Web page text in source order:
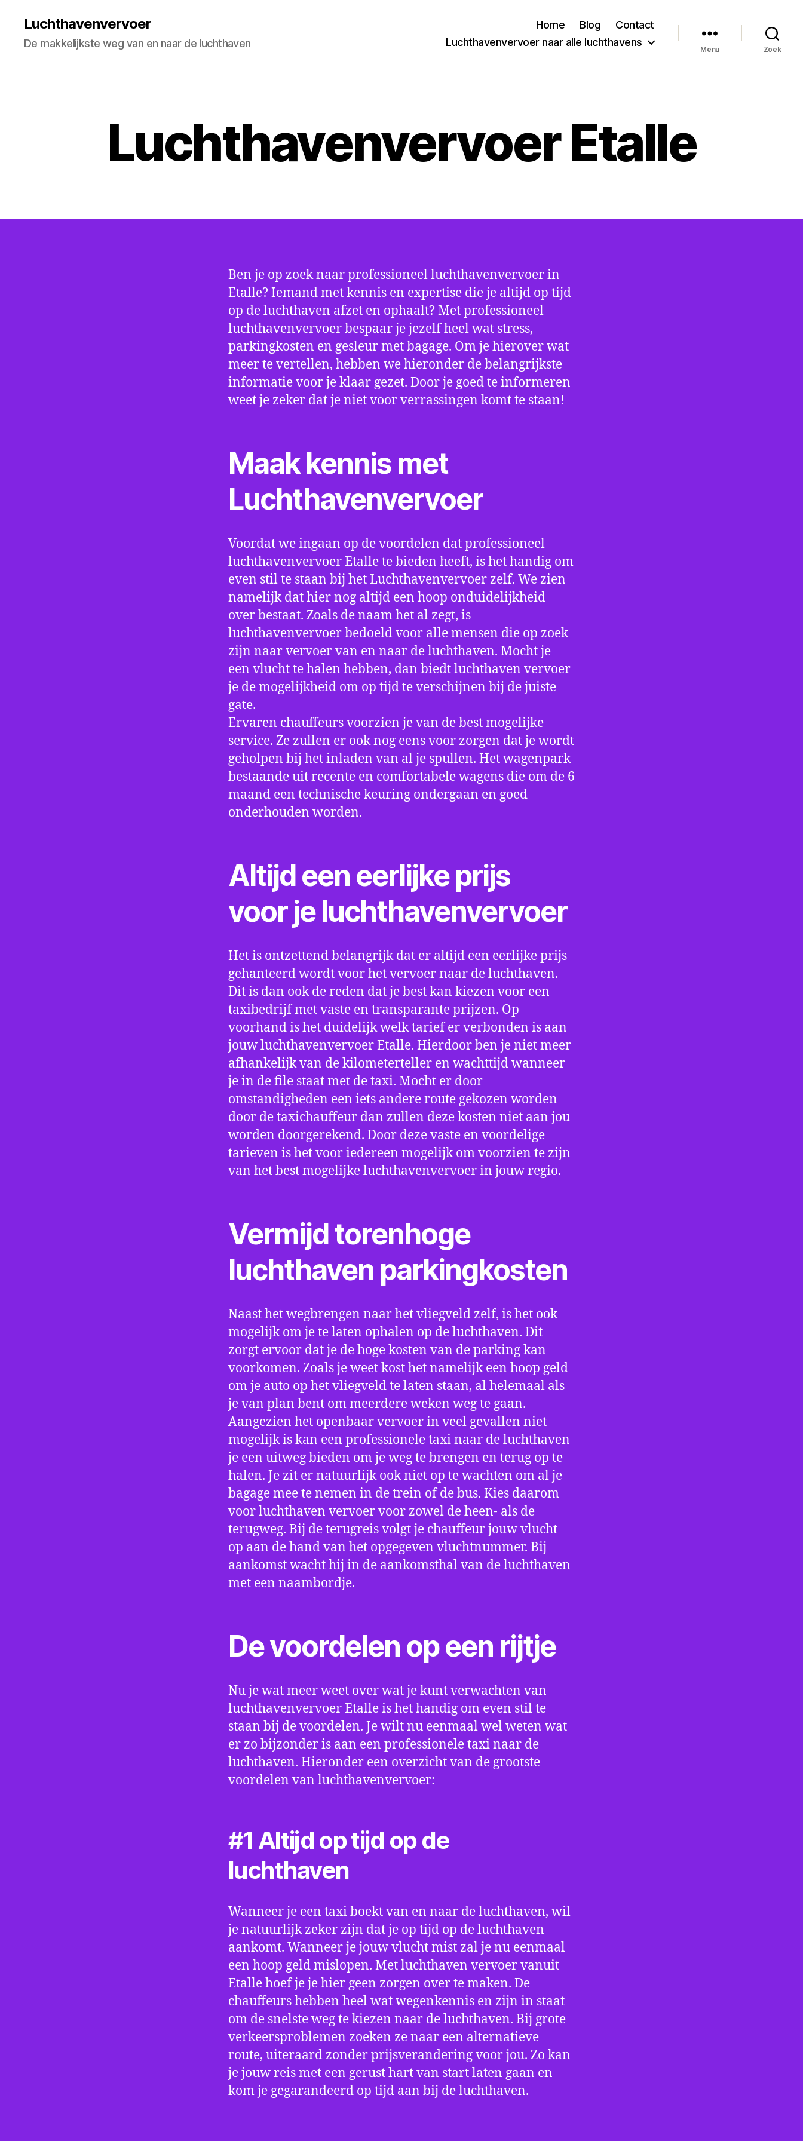
Luchthavenvervoer
De makkelijkste weg van en naar de luchthaven
Home Blog
Contact
Luchthavenvervoer naar alle luchthavens
Menu Zoek
Luchthavenvervoer Etalle
Ben je op zoek naar professioneel luchthavenvervoer in
Etalle? Iemand met kennis en expertise die je altijd op tijd
op de luchthaven afzet en ophaalt? Met professioneel
luchthavenvervoer bespaar je jezelf heel wat stress,
parkingkosten en gesleur met bagage. Om je hierover wat
meer te vertellen, hebben we hieronder de belangrijkste
informatie voor je klaar gezet. Door je goed te informeren
weet je zeker dat je niet voor verrassingen komt te staan!
Maak kennis met
Luchthavenvervoer
Voordat we ingaan op de voordelen dat professioneel
luchthavenvervoer Etalle te bieden heeft, is het handig om
even stil te staan bij het Luchthavenvervoer zelf. We zien
namelijk dat hier nog altijd een hoop onduidelijkheid
over bestaat. Zoals de naam het al zegt, is
luchthavenvervoer bedoeld voor alle mensen die op zoek
zijn naar vervoer van en naar de luchthaven. Mocht je
een vlucht te halen hebben, dan biedt luchthaven vervoer
je de mogelijkheid om op tijd te verschijnen bij de juiste
gate.
Ervaren chauffeurs voorzien je van de best mogelijke
service. Ze zullen er ook nog eens voor zorgen dat je wordt
geholpen bij het inladen van al je spullen. Het wagenpark
bestaande uit recente en comfortabele wagens die om de 6
maand een technische keuring ondergaan en goed
onderhouden worden.
Altijd een eerlijke prijs
voor je luchthavenvervoer
Het is ontzettend belangrijk dat er altijd een eerlijke prijs
gehanteerd wordt voor het vervoer naar de luchthaven.
Dit is dan ook de reden dat je best kan kiezen voor een
taxibedrijf met vaste en transparante prijzen. Op
voorhand is het duidelijk welk tarief er verbonden is aan
jouw luchthavenvervoer Etalle. Hierdoor ben je niet meer
afhankelijk van de kilometerteller en wachttijd wanneer
je in de file staat met de taxi. Mocht er door
omstandigheden een iets andere route gekozen worden
door de taxichauffeur dan zullen deze kosten niet aan jou
worden doorgerekend. Door deze vaste en voordelige
tarieven is het voor iedereen mogelijk om voorzien te zijn
van het best mogelijke luchthavenvervoer in jouw regio.
Vermijd torenhoge
luchthaven parkingkosten
Naast het wegbrengen naar het vliegveld zelf, is het ook
mogelijk om je te laten ophalen op de luchthaven. Dit
zorgt ervoor dat je de hoge kosten van de parking kan
voorkomen. Zoals je weet kost het namelijk een hoop geld
om je auto op het vliegveld te laten staan, al helemaal als
je van plan bent om meerdere weken weg te gaan.
Aangezien het openbaar vervoer in veel gevallen niet
mogelijk is kan een professionele taxi naar de luchthaven
je een uitweg bieden om je weg te brengen en terug op te
halen. Je zit er natuurlijk ook niet op te wachten om al je
bagage mee te nemen in de trein of de bus. Kies daarom
voor luchthaven vervoer voor zowel de heen- als de
terugweg. Bij de terugreis volgt je chauffeur jouw vlucht
op aan de hand van het opgegeven vluchtnummer. Bij
aankomst wacht hij in de aankomsthal van de luchthaven
met een naambordje.
De voordelen op een rijtje
Nu je wat meer weet over wat je kunt verwachten van
luchthavenvervoer Etalle is het handig om even stil te
staan bij de voordelen. Je wilt nu eenmaal wel weten wat
er zo bijzonder is aan een professionele taxi naar de
luchthaven. Hieronder een overzicht van de grootste
voordelen van luchthavenvervoer:
#1 Altijd op tijd op de
luchthaven
Wanneer je een taxi boekt van en naar de luchthaven, wil
je natuurlijk zeker zijn dat je op tijd op de luchthaven
aankomt. Wanneer je jouw vlucht mist zal je nu eenmaal
een hoop geld mislopen. Met luchthaven vervoer vanuit
Etalle hoef je je hier geen zorgen over te maken. De
chauffeurs hebben heel wat wegenkennis en zijn in staat
om de snelste weg te kiezen naar de luchthaven. Bij grote
verkeersproblemen zoeken ze naar een alternatieve
route, uiteraard zonder prijsverandering voor jou. Zo kan
je jouw reis met een gerust hart van start laten gaan en
kom je gegarandeerd op tijd aan bij de luchthaven.